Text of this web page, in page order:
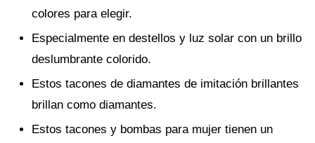
colores para elegir.
Especialmente en destellos y luz solar con un brillo
deslumbrante colorido.
Estos tacones de diamantes de imitación brillantes
brillan como diamantes.
Estos tacones y bombas para mujer tienen un